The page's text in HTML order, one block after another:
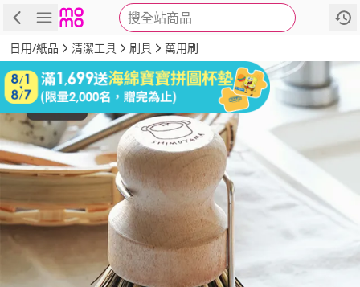
搜全站商品
商品 評價 詳情
日用/紙品 清潔工具 刷具 萬用刷